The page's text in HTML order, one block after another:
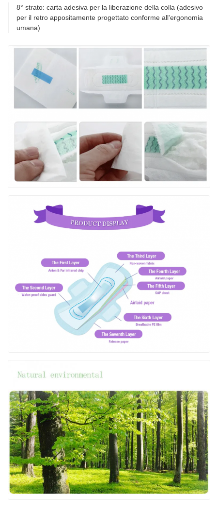
8° strato: carta adesiva per la liberazione della colla (adesivo
per il retro appositamente progettato conforme all'ergonomia
umana)